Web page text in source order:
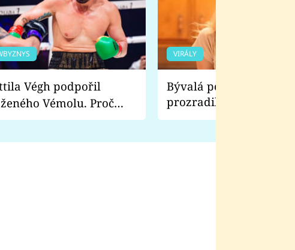
Vémolu. Proč
raději zápasit s ním než
VIRÁLY
Bývalá pornoherečka
prozradila, co ji
natáčení Euforie.